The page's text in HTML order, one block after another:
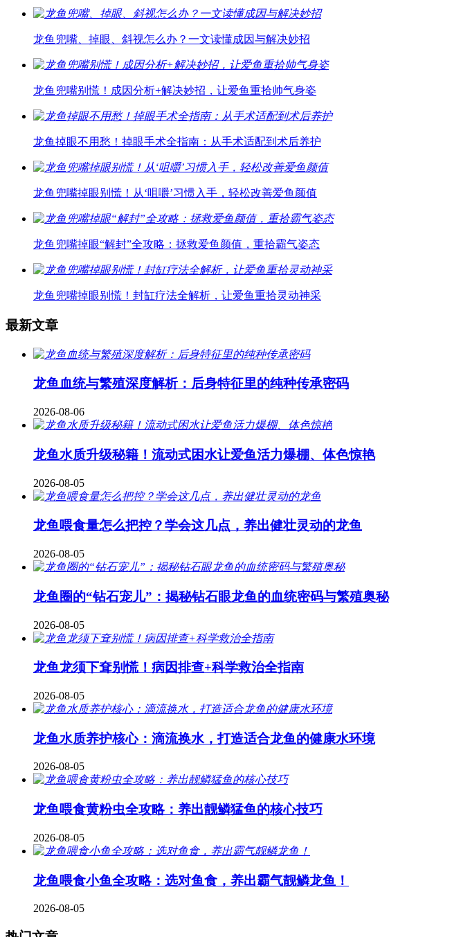
龙鱼兜嘴、掉眼、斜视怎么办？一文读懂成因与解决妙招
龙鱼兜嘴别慌！成因分析+解决妙招，让爱鱼重拾帅气身姿
龙鱼掉眼不用愁！掉眼手术全指南：从手术适配到术后养护
龙鱼兜嘴掉眼别慌！从‘咀嚼’习惯入手，轻松改善爱鱼颜值
龙鱼兜嘴掉眼“解封”全攻略：拯救爱鱼颜值，重拾霸气姿态
龙鱼兜嘴掉眼别慌！封缸疗法全解析，让爱鱼重拾灵动神采
最新文章
龙鱼血统与繁殖深度解析：后身特征里的纯种传承密码
2026-08-06
龙鱼水质升级秘籍！流动式困水让爱鱼活力爆棚、体色惊艳
2026-08-05
龙鱼喂食量怎么把控？学会这几点，养出健壮灵动的龙鱼
2026-08-05
龙鱼圈的“钻石宠儿”：揭秘钻石眼龙鱼的血统密码与繁殖奥秘
2026-08-05
龙鱼龙须下耷别慌！病因排查+科学救治全指南
2026-08-05
龙鱼水质养护核心：滴流换水，打造适合龙鱼的健康水环境
2026-08-05
龙鱼喂食黄粉虫全攻略：养出靓鳞猛鱼的核心技巧
2026-08-05
龙鱼喂食小鱼全攻略：选对鱼食，养出霸气靓鳞龙鱼！
2026-08-05